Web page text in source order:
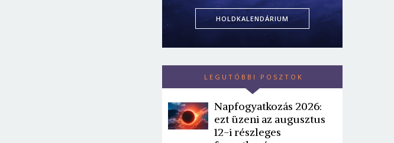
HOLDKALENDÁRIUM
LEGUTÓBBI POSZTOK
Napfogyatkozás 2026:
ezt üzeni az augusztus
12-i részleges